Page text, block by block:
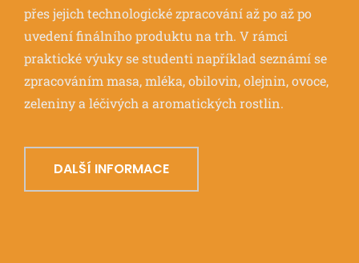
přes jejich technologické zpracování až po až po
uvedení finálního produktu na trh. V rámci
praktické výuky se studenti například seznámí se
zpracováním masa, mléka, obilovin, olejnin, ovoce,
zeleniny a léčivých a aromatických rostlin.
DALŠÍ INFORMACE